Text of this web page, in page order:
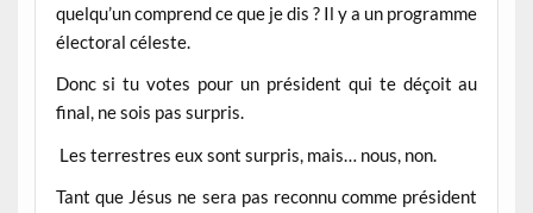
quelqu’un comprend ce que je dis ? Il y a un programme
électoral céleste.
Donc si tu votes pour un président qui te déçoit au
final, ne sois pas surpris.
Les terrestres eux sont surpris, mais… nous, non.
Tant que Jésus ne sera pas reconnu comme président